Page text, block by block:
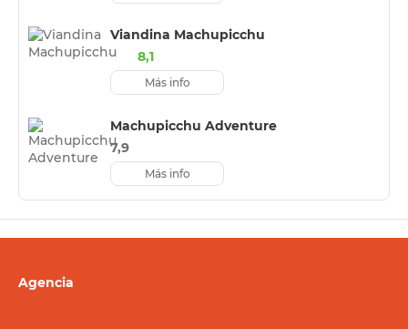
Viandina Machupicchu
8,1
Más info
Machupicchu Adventure
7,9
Más info
Agencia